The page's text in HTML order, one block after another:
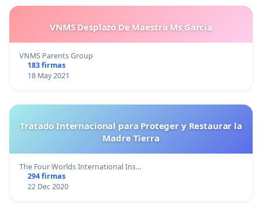
VNMS Desplazó De Maestra Ms García
VNMS Parents Group
183 firmas
18 May 2021
Tratado Internacional para Proteger y Restaurar la
Madre Tierra
The Four Worlds International Ins…
294 firmas
22 Dec 2020